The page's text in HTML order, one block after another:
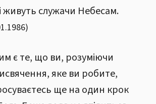
живуть служачи Небесам.
)
є те, що ви, розуміючи
яке ви робите,
ще на один крок